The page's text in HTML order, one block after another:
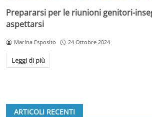
Prepararsi per le riunioni genitori-
aspettarsi
Marina Esposito 24 Ottobre 2024
Leggi di più
ARTICOLI RECENTI